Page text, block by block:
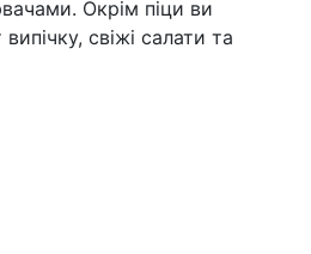
Окрім піци ви
свіжі салати та